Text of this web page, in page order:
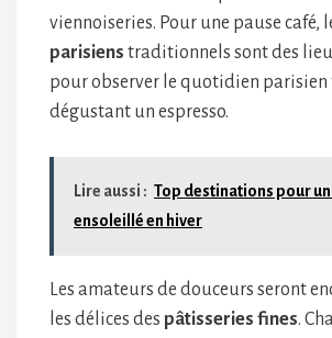
viennoiseries. Pour une pause café,
parisiens traditionnels sont des
pour observer le quotidien parisien
dégustant un espresso.
Lire aussi : Top destinations pour
ensoleillé en hiver
Les amateurs de douceurs seront
les délices des pâtisseries fines.